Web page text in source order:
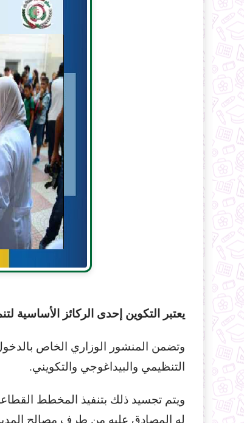
يعتبر التكوين إحدى الركائز الأساسية
التنظيمي والبيداغوجي والتكويني.
ويتم تجسيد ذلك بتنفيذ المخطط
له المصادق عليه من طرف مصالح